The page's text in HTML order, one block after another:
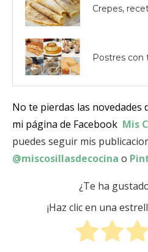
Crepes,
Postres con
No te pierdas las novedades
mi página de Facebook Mis
puedes seguir mis
@miscosillasdecocina o
¿Te ha
¡Haz clic en una